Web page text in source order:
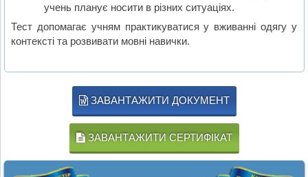
учень планує носити в різних ситуаціях.
Тест допомагає учням практикуватися у вживанні одягу у
контексті та розвивати мовні навички.
ЗАВАНТАЖИТИ ДОКУМЕНТ
ЗАВАНТАЖИТИ СЕРТИФІКАТ